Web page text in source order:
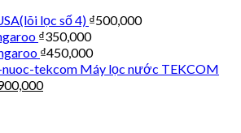
lọc số 4) ₫500,000
₫350,000
₫450,000
Máy lọc nước TEKCOM